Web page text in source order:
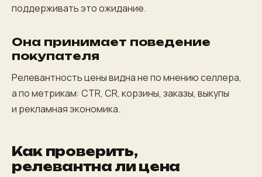
поддерживать это ожидание.
Она принимает поведение
покупателя
Релевантность цены видна не по мнению селлера,
а по метрикам: CTR, CR, корзины, заказы, выкупы
и рекламная экономика.
Как проверить,
релевантна ли цена